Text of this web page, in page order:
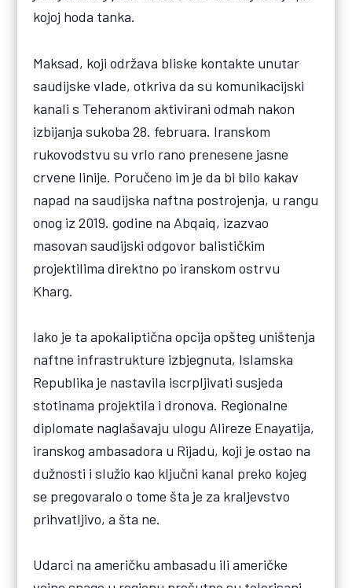
kojoj hoda tanka.
Maksad, koji održava bliske kontakte unutar
saudijske vlade, otkriva da su komunikacijski
kanali s Teheranom aktivirani odmah nakon
izbijanja sukoba 28. februara. Iranskom
rukovodstvu su vrlo rano prenesene jasne
crvene linije. Poručeno im je da bi bilo kakav
napad na saudijska naftna postrojenja, u rangu
onog iz 2019. godine na Abqaiq, izazvao
masovan saudijski odgovor balističkim
projektilima direktno po iranskom ostrvu
Kharg.
Iako je ta apokaliptična opcija opšteg uništenja
naftne infrastrukture izbjegnuta, Islamska
Republika je nastavila iscrpljivati susjeda
stotinama projektila i dronova. Regionalne
diplomate naglašavaju ulogu Alireze Enayatija,
iranskog ambasadora u Rijadu, koji je ostao na
dužnosti i služio kao ključni kanal preko kojeg
se pregovaralo o tome šta je za kraljevstvo
prihvatljivo, a šta ne.
Udarci na američku ambasadu ili američke